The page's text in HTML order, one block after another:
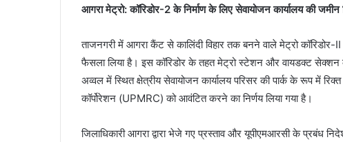
आगरा मेट्रो: कॉरिडोर-2 के निर्माण के लिए सेवायोजन कार्यालय की
ताजनगरी में आगरा कैंट से कालिंदी विहार तक बनने वाले मेट्रो
फैसला लिया है। इस कॉरिडोर के तहत मेट्रो स्टेशन और वायडक्ट
अव्वल में स्थित क्षेत्रीय सेवायोजन कार्यालय परिसर की पार्क के रूप में
कॉर्पोरेशन (UPMRC) को आवंटित करने का निर्णय लिया गया है।
जिलाधिकारी आगरा द्वारा भेजे गए प्रस्ताव और यूपीएमआरसी के प्रबंध